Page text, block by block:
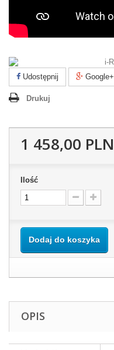
Udostępnij Google+
Drukuj
1 458,00 PLN
Ilość
Dodaj do koszyka
OPIS